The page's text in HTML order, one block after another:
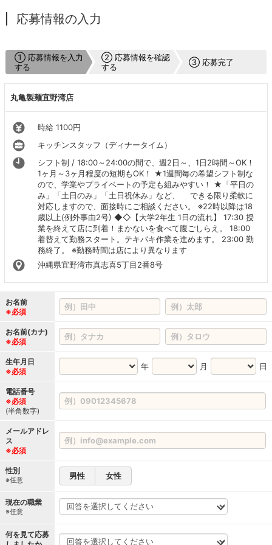
応募情報の入力
① 応募情報を入力
する
② 応募情報を確認
する
③ 応募完了
丸亀製麺宜野湾店
時給 1100円
キッチンスタッフ（ディナータイム）
シフト制 / 18:00～24:00の間で、週2日～、1日2時間～OK！
1ヶ月～3ヶ月程度の短期もOK！ ★1週間毎の希望シフト制な
ので、学業やプライベートの予定も組みやすい！ ★「平日の
み」「土日のみ」「土日祝休み」など、 できる限り柔軟に
対応しますので、面接時にご相談ください。 ※22時以降は18
歳以上(例外事由2号) ◆◇【大学2年生 1日の流れ】 17:30 授
業を終えて店に到着！まかないを食べて腹ごしらえ。 18:00
着替えて勤務スタート。テキパキ作業を進めます。 23:00 勤
務終了。 ※勤務時間は店により異なります
沖縄県宜野湾市真志喜5丁目2番8号
お名前
※必須
お名前(カナ)
※必須
生年月日
※必須
年 月 日
電話番号
※必須
(半角数字)
メールアドレ
ス
※必須
性別
※任意 男性 女性
現在の職業
※任意
何を見て応募